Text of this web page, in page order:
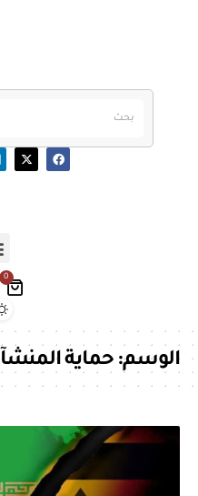
0
الوسم:حماية